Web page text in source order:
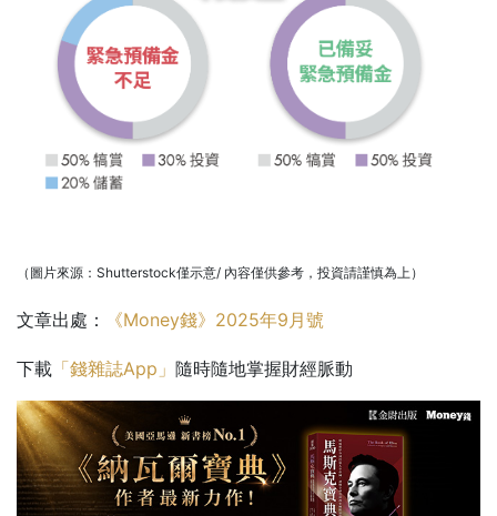
（圖片來源：Shutterstock僅示意/ 內容僅供參考，投資請謹慎為上）
文章出處： 《Money錢》2025年9月號
下載 「錢雜誌App」 隨時隨地掌握財經脈動